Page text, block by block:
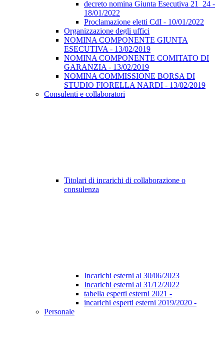
decreto nomina Giunta Esecutiva 21_24 -
18/01/2022
Proclamazione eletti CdI - 10/01/2022
Organizzazione degli uffici
NOMINA COMPONENTE GIUNTA
ESECUTIVA - 13/02/2019
NOMINA COMPONENTE COMITATO DI
GARANZIA - 13/02/2019
NOMINA COMMISSIONE BORSA DI
STUDIO FIORELLA NARDI - 13/02/2019
Consulenti e collaboratori
Titolari di incarichi di collaborazione o
consulenza
Incarichi esterni al 30/06/2023
Incarichi esterni al 31/12/2022
tabella esperti esterni 2021 -
incarichi esperti esterni 2019/2020 -
Personale